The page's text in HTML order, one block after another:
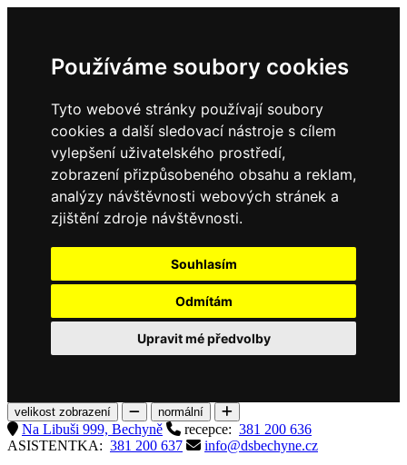
Používáme soubory cookies
Tyto webové stránky používají soubory
cookies a další sledovací nástroje s cílem
vylepšení uživatelského prostředí,
zobrazení přizpůsobeného obsahu a reklam,
analýzy návštěvnosti webových stránek a
zjištění zdroje návštěvnosti.
Souhlasím
Odmítám
Upravit mé předvolby
velikost zobrazení normální
Na Libuši 999, Bechyně recepce: 381 200 636
ASISTENTKA: 381 200 637
info@dsbechyne.cz